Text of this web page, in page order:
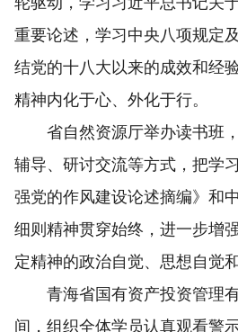
重要论述，学习中央八项规定
结党的十八大以来的成效和经
精神内化于心、外化于行。
省自然资源厅举办读书班，
辅导、研讨交流等方式，把学
强党的作风建设论述摘编》和
细则精神贯穿始终，进一步增
定精神的政治自觉、思想自觉
青海省国有资产投资管理有
间，组织全体学员认真观看警